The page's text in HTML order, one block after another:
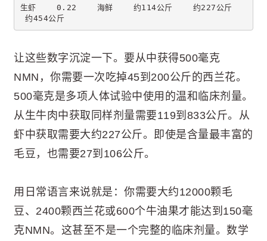
生虾    0.22    海鲜    约114公斤    约227公斤
约454公斤
让这些数字沉淀一下。要从中获得500毫克
NMN，你需要一次吃掉45到200公斤的西兰花。
500毫克是多项人体试验中使用的温和临床剂量。
从生牛肉中获取同样剂量需要119到833公斤。从
虾中获取需要大约227公斤。即使是含量最丰富的
毛豆，也需要27到106公斤。
用日常语言来说就是：你需要大约12000颗毛
豆、2400颗西兰花或600个牛油果才能达到150毫
克NMN。这甚至不是一个完整的临床剂量。数学